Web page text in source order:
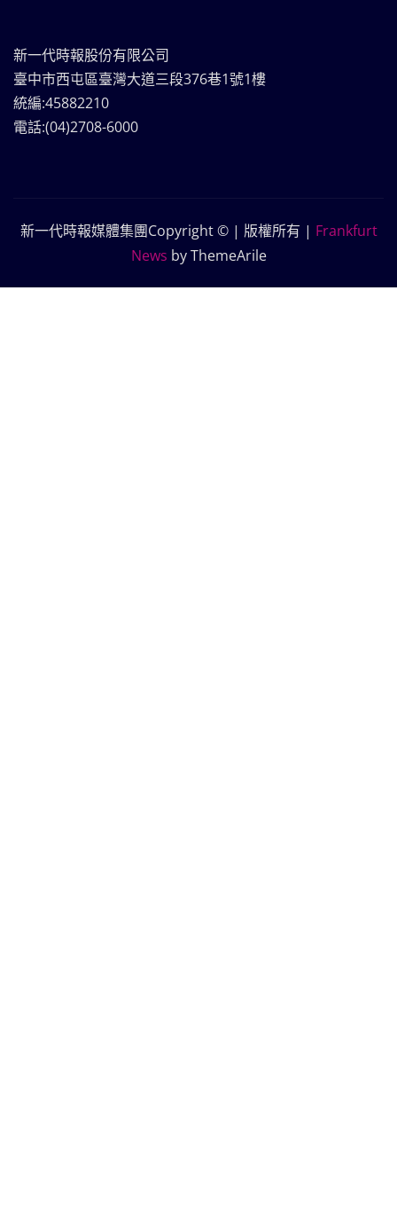
新一代時報股份有限公司
臺中市西屯區臺灣大道三段376巷1號1樓
統編:45882210
電話:(04)2708-6000
新一代時報媒體集團Copyright © | 版權所有 | Frankfurt
News by ThemeArile